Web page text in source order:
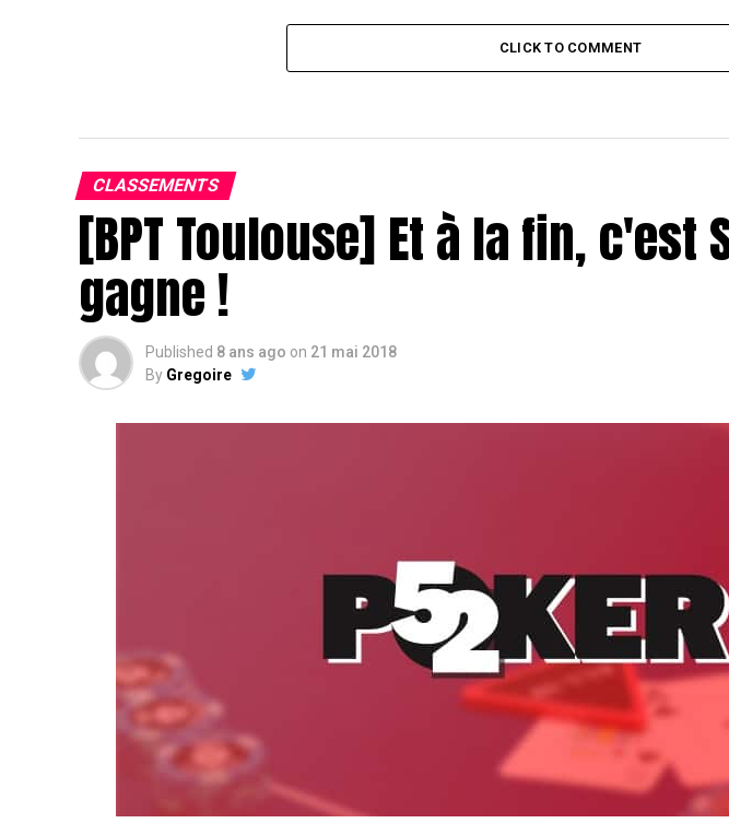
CLICK TO COMMENT
CLASSEMENTS
[BPT Toulouse] Et à la fin, c'est
gagne !
Published 8 ans ago on 21 mai 2018
By Gregoire